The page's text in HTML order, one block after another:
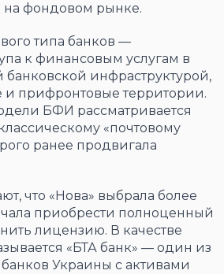
на фондовом рынке.
типа банков —
к финансовым услугам в
банковской инфраструктурой,
и прифронтовые территории.
БФИ рассматривается
«почтовому
ранее продвигала
что «Нова» выбрала более
приобрести полноценный
лицензию. В качестве
«БТА банк» — один из
Украины с активами